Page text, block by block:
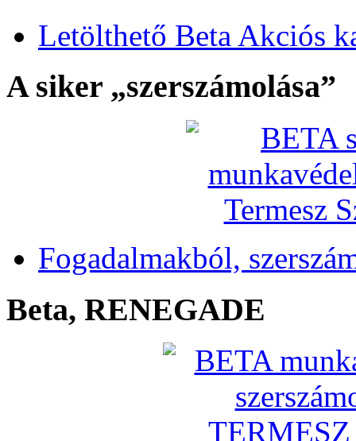
Letölthető Beta Akciós
A siker „szerszámolása”
Fogadalmakból,
Beta, RENEGADE